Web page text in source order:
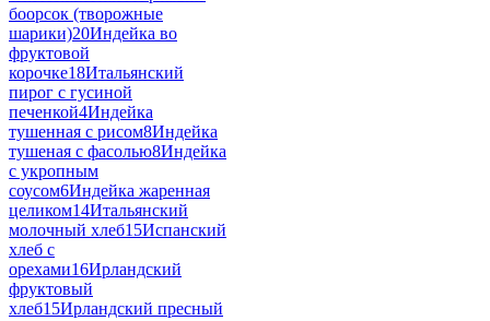
боорсок (творожные
шарики)20Индейка во
фруктовой
корочке18Итальянский
пирог с гусиной
печенкой4Индейка
тушенная с рисом8Индейка
тушеная с фасолью8Индейка
с укропным
соусом6Индейка жаренная
целиком14Итальянский
молочный хлеб15Испанский
хлеб с
орехами16Ирландский
фруктовый
хлеб15Ирландский пресный